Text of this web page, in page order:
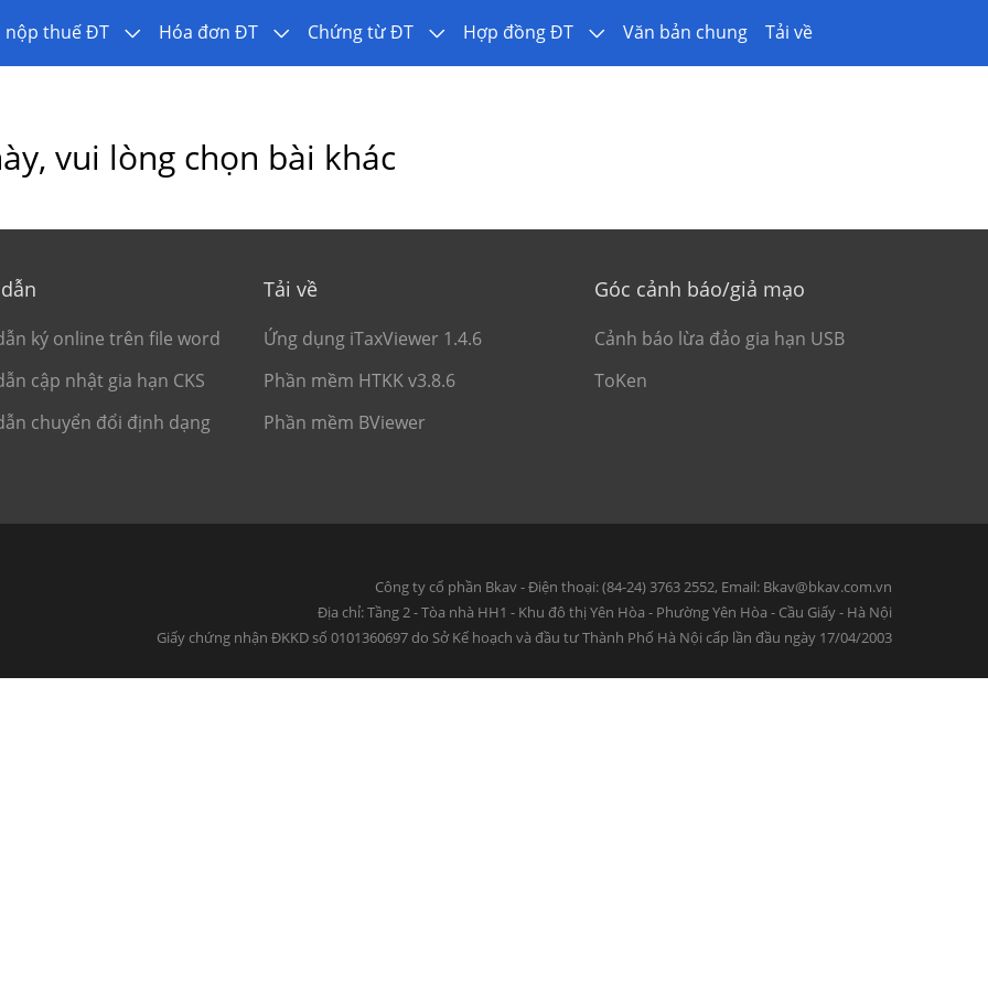
nộp thuế ĐT Hóa đơn ĐT Chứng từ ĐT Hợp đồng ĐT Văn bản chung Tải về
vui lòng chọn bài khác
ký online trên file word
cập nhật gia hạn CKS
chuyển đổi định dạng
Tải về
Ứng dụng iTaxViewer 1.4.6
Phần mềm HTKK v3.8.6
Phần mềm BViewer
Góc cảnh báo/giả mạo
Cảnh báo lừa đảo gia hạn USB
ToKen
Công ty cổ phần Bkav - Điện thoại: (84-24) 3763 2552, Email: Bkav@bkav.com.vn
Địa chỉ: Tầng 2 - Tòa nhà HH1 - Khu đô thị Yên Hòa - Phường Yên Hòa - Cầu Giấy - Hà Nội
Giấy chứng nhận ĐKKD số 0101360697 do Sở Kế hoạch và đầu tư Thành Phố Hà Nội cấp lần đầu ngày 17/04/2003